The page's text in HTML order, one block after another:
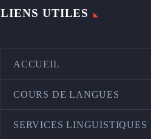
LIENS UTILES
ACCUEIL
COURS DE LANGUES
SERVICES LINGUISTIQUES